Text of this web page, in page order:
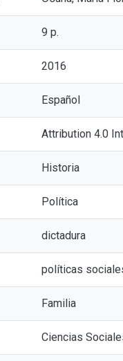
9 p.
2016
Español
Attribution 4.0
Historia
Política
dictadura
políticas
Familia
Ciencias